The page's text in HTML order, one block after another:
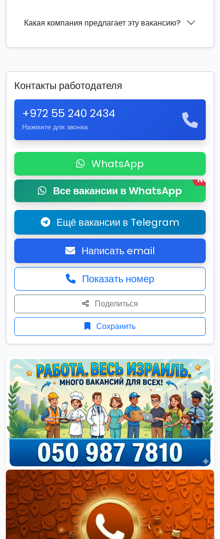
Какая компания предлагает эту вакансию?
Контакты работодателя
+972 55 240 2434
Нажмите для звонка
WhatsApp
Все вакансии в WhatsApp
New
Ещё вакансии в Telegram
Написать email
Показать номер
Поделиться
Сохранить